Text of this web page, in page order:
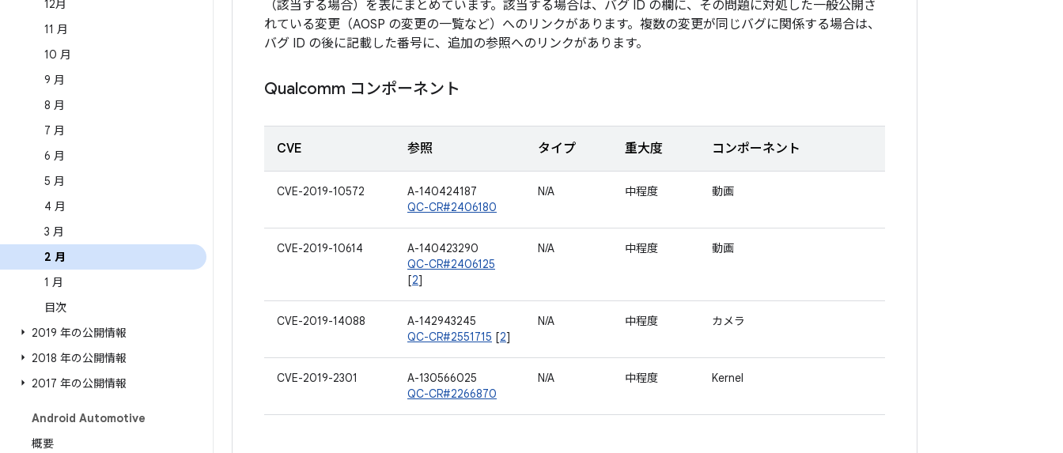
12月
11 月
10 月
9 月
8 月
7 月
6 月
5 月
4 月
3 月
2 月
1 月
目次
2019 年の公開情報
2018 年の公開情報
2017 年の公開情報
Android Automotive
概要
（該当する場合）を表にまとめています。該当する場合は、バグ ID の欄に、その問題に対処した一般公開さ
れている変更（AOSP の変更の一覧など）へのリンクがあります。複数の変更が同じバグに関係する場合は、
バグ ID の後に記載した番号に、追加の参照へのリンクがあります。
Qualcomm コンポーネント
CVE 参照 タイプ 重大度 コンポーネント
CVE-2019-10572
A-140424187
QC-CR#2406180
N/A 中程度 動画
CVE-2019-10614
A-140423290
QC-CR#2406125
[2]
N/A 中程度 動画
CVE-2019-14088
A-142943245
QC-CR#2551715 [2]
N/A 中程度 カメラ
CVE-2019-2301
A-130566025
QC-CR#2266870
N/A 中程度 Kernel